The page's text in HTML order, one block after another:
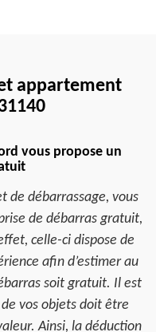
appartement
vous propose un
de débarrassage, vous
de débarras gratuit,
celle-ci dispose de
afin d’estimer au
soit gratuit. Il est
vos objets doit être
Ainsi, la déduction